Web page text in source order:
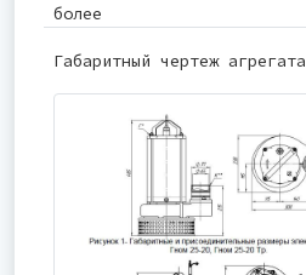
более
Габаритный чертеж агрегата